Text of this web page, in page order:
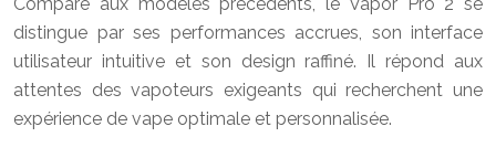
distingue par ses performances accrues, son interface
utilisateur intuitive et son design raffiné. Il répond aux
attentes des vapoteurs exigeants qui recherchent une
expérience de vape optimale et personnalisée.